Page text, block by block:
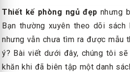
Thiết kế phòng ngủ đẹp nhưng
Bạn thường xuyên theo dõi
nhưng vẫn chưa tìm ra được mẫu
ý? Bài viết dưới đây, chúng tôi
khăn khi đã biên tập một danh